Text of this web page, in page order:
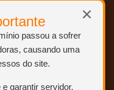
×
passou a sofrer
causando uma
do site.
garantir servidor,